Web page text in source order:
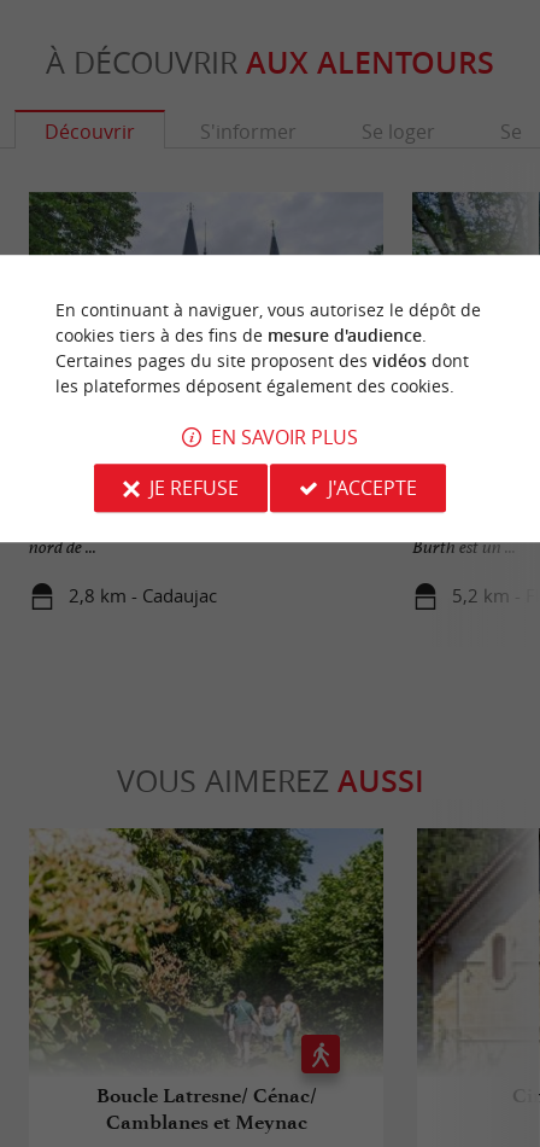
À DÉCOUVRIR AUX ALENTOURS
Découvrir S'informer Se loger Se
Château Malleret
Le Château Malleret est une belle bâtisse de style
nord de ...
2,8 km - Cadaujac
Domaine de la
À la périphérie
Burth est un ...
5,2 km -
VOUS AIMEREZ AUSSI
Boucle Latresne/ Cénac/
Camblanes et Meynac
En continuant à naviguer, vous autorisez le dépôt de
cookies tiers à des fins de mesure d'audience.
Certaines pages du site proposent des vidéosdont
les plateformes déposent également des cookies.
EN SAVOIR PLUS
JE REFUSE
J'ACCEPTE